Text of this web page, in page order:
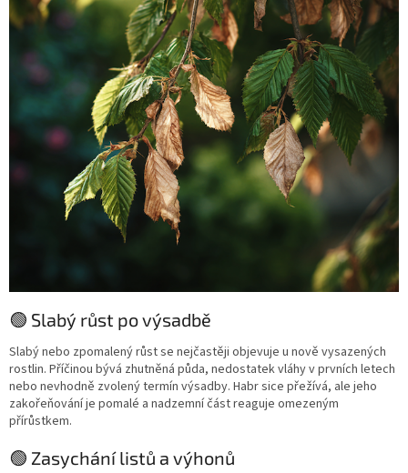
🟢 Slabý růst po výsadbě
Slabý nebo zpomalený růst se nejčastěji objevuje u nově vysazených
rostlin. Příčinou bývá zhutněná půda, nedostatek vláhy v prvních letech
nebo nevhodně zvolený termín výsadby. Habr sice přežívá, ale jeho
zakořeňování je pomalé a nadzemní část reaguje omezeným
přírůstkem.
🟢 Zasychání listů a výhonů